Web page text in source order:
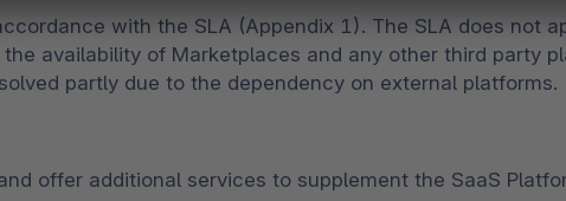
with the SLA (Appendix 1). The SLA does not
availability of Marketplaces and any other third party
partly due to the dependency on external platforms.
offer additional services to supplement the SaaS